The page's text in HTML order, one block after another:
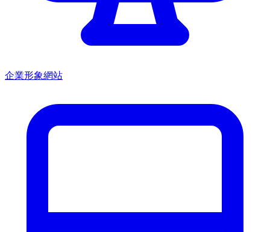
企業形象網站